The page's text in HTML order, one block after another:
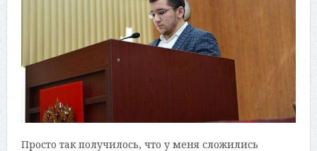
Просто так получилось, что у меня сложились